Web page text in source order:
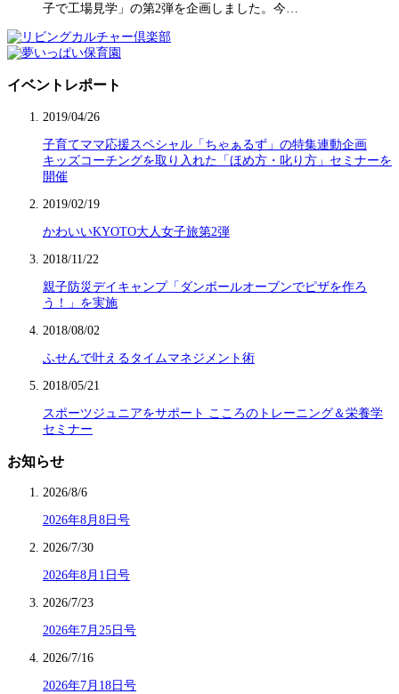
子で工場見学」の第2弾を企画しました。今…
イベントレポート
2019/04/26
子育てママ応援スペシャル「ちゃぁるず」の特集連動企画
キッズコーチングを取り入れた「ほめ方・叱り方」セミナーを
開催
2019/02/19
かわいいKYOTO大人女子旅第2弾
2018/11/22
親子防災デイキャンプ「ダンボールオーブンでピザを作ろ
う！」を実施
2018/08/02
ふせんで叶えるタイムマネジメント術
2018/05/21
スポーツジュニアをサポート こころのトレーニング＆栄養学
セミナー
お知らせ
2026/8/6
2026年8月8日号
2026/7/30
2026年8月1日号
2026/7/23
2026年7月25日号
2026/7/16
2026年7月18日号